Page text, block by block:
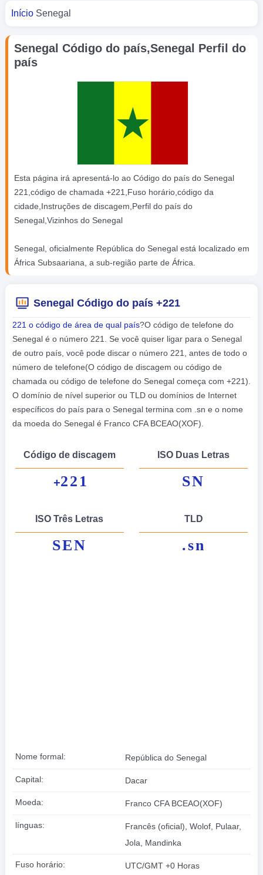
Você está aqui
Início Senegal
Senegal Código do país,Senegal Perfil do
país
Esta página irá apresentá-lo ao Código do país do Senegal
221,código de chamada +221,Fuso horário,código da
cidade,Instruções de discagem,Perfil do país do
Senegal,Vizinhos do Senegal
Senegal, oficialmente República do Senegal está localizado em
África Subsaariana, a sub-região parte de África.
Senegal Código do país +221
221 o código de área de qual país?O código de telefone do
Senegal é o número 221. Se você quiser ligar para o Senegal
de outro país, você pode discar o número 221, antes de todo o
número de telefone(O código de discagem ou código de
chamada ou código de telefone do Senegal começa com +221).
O domínio de nível superior ou TLD ou domínios de Internet
específicos do país para o Senegal termina com .sn e o nome
da moeda do Senegal é Franco CFA BCEAO(XOF).
Código de discagem
+221
ISO Duas Letras
SN
ISO Três Letras
SEN
TLD
.sn
Nome formal: República do Senegal
Capital: Dacar
Moeda: Franco CFA BCEAO(XOF)
línguas:
Francês (oficial), Wolof, Pulaar,
Jola, Mandinka
Fuso horário: UTC/GMT +0 Horas